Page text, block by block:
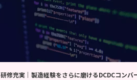
研修充実｜製造経験をさらに磨けるDCDCコンバ